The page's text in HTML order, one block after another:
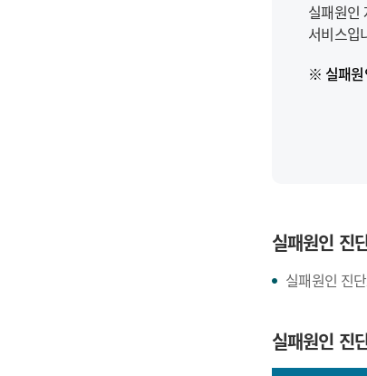
실패원인
서비스입
※ 실패원
실패원인 진
실패원인 진
실패원인 진